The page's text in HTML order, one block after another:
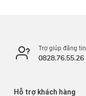
Trợ giúp đăng tin
0828.76.55.26
Hỗ trợ khách hàng